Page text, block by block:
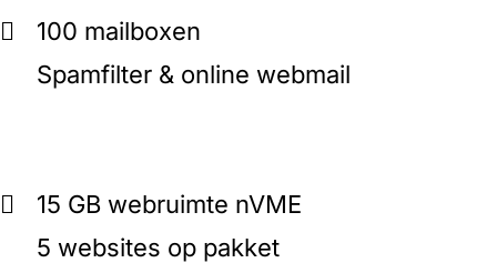
100 mailboxen
Spamfilter & online webmail
15 GB webruimte nVME
5 websites op pakket